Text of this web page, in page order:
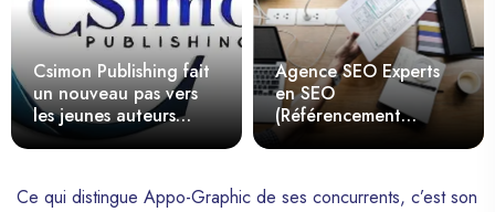
Csimon Publishing fait
un nouveau pas vers
les jeunes auteurs
haïtiens
Agence SEO Experts
en SEO
(Référencement
Naturel)
Ce qui distingue Appo-Graphic de ses concurrents, c’est son